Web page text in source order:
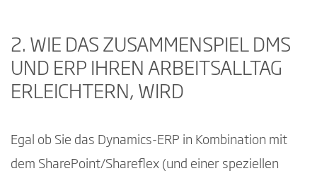
2. WIE DAS ZUSAMMENSPIEL DMS
UND ERP IHREN ARBEITSALLTAG
ERLEICHTERN, WIRD
Egal ob Sie das Dynamics-ERP in Kombination mit
dem SharePoint/Shareflex (und einer speziellen